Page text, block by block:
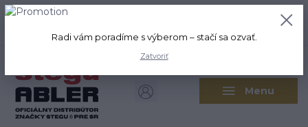
Menu
+421 917 280 411
0,00 EUR
Radi vám poradíme s výberom – stačí sa ozvať.
Zatvoriť